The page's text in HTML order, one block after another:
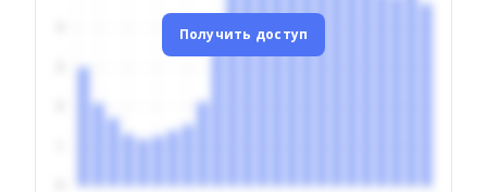
Получить доступ